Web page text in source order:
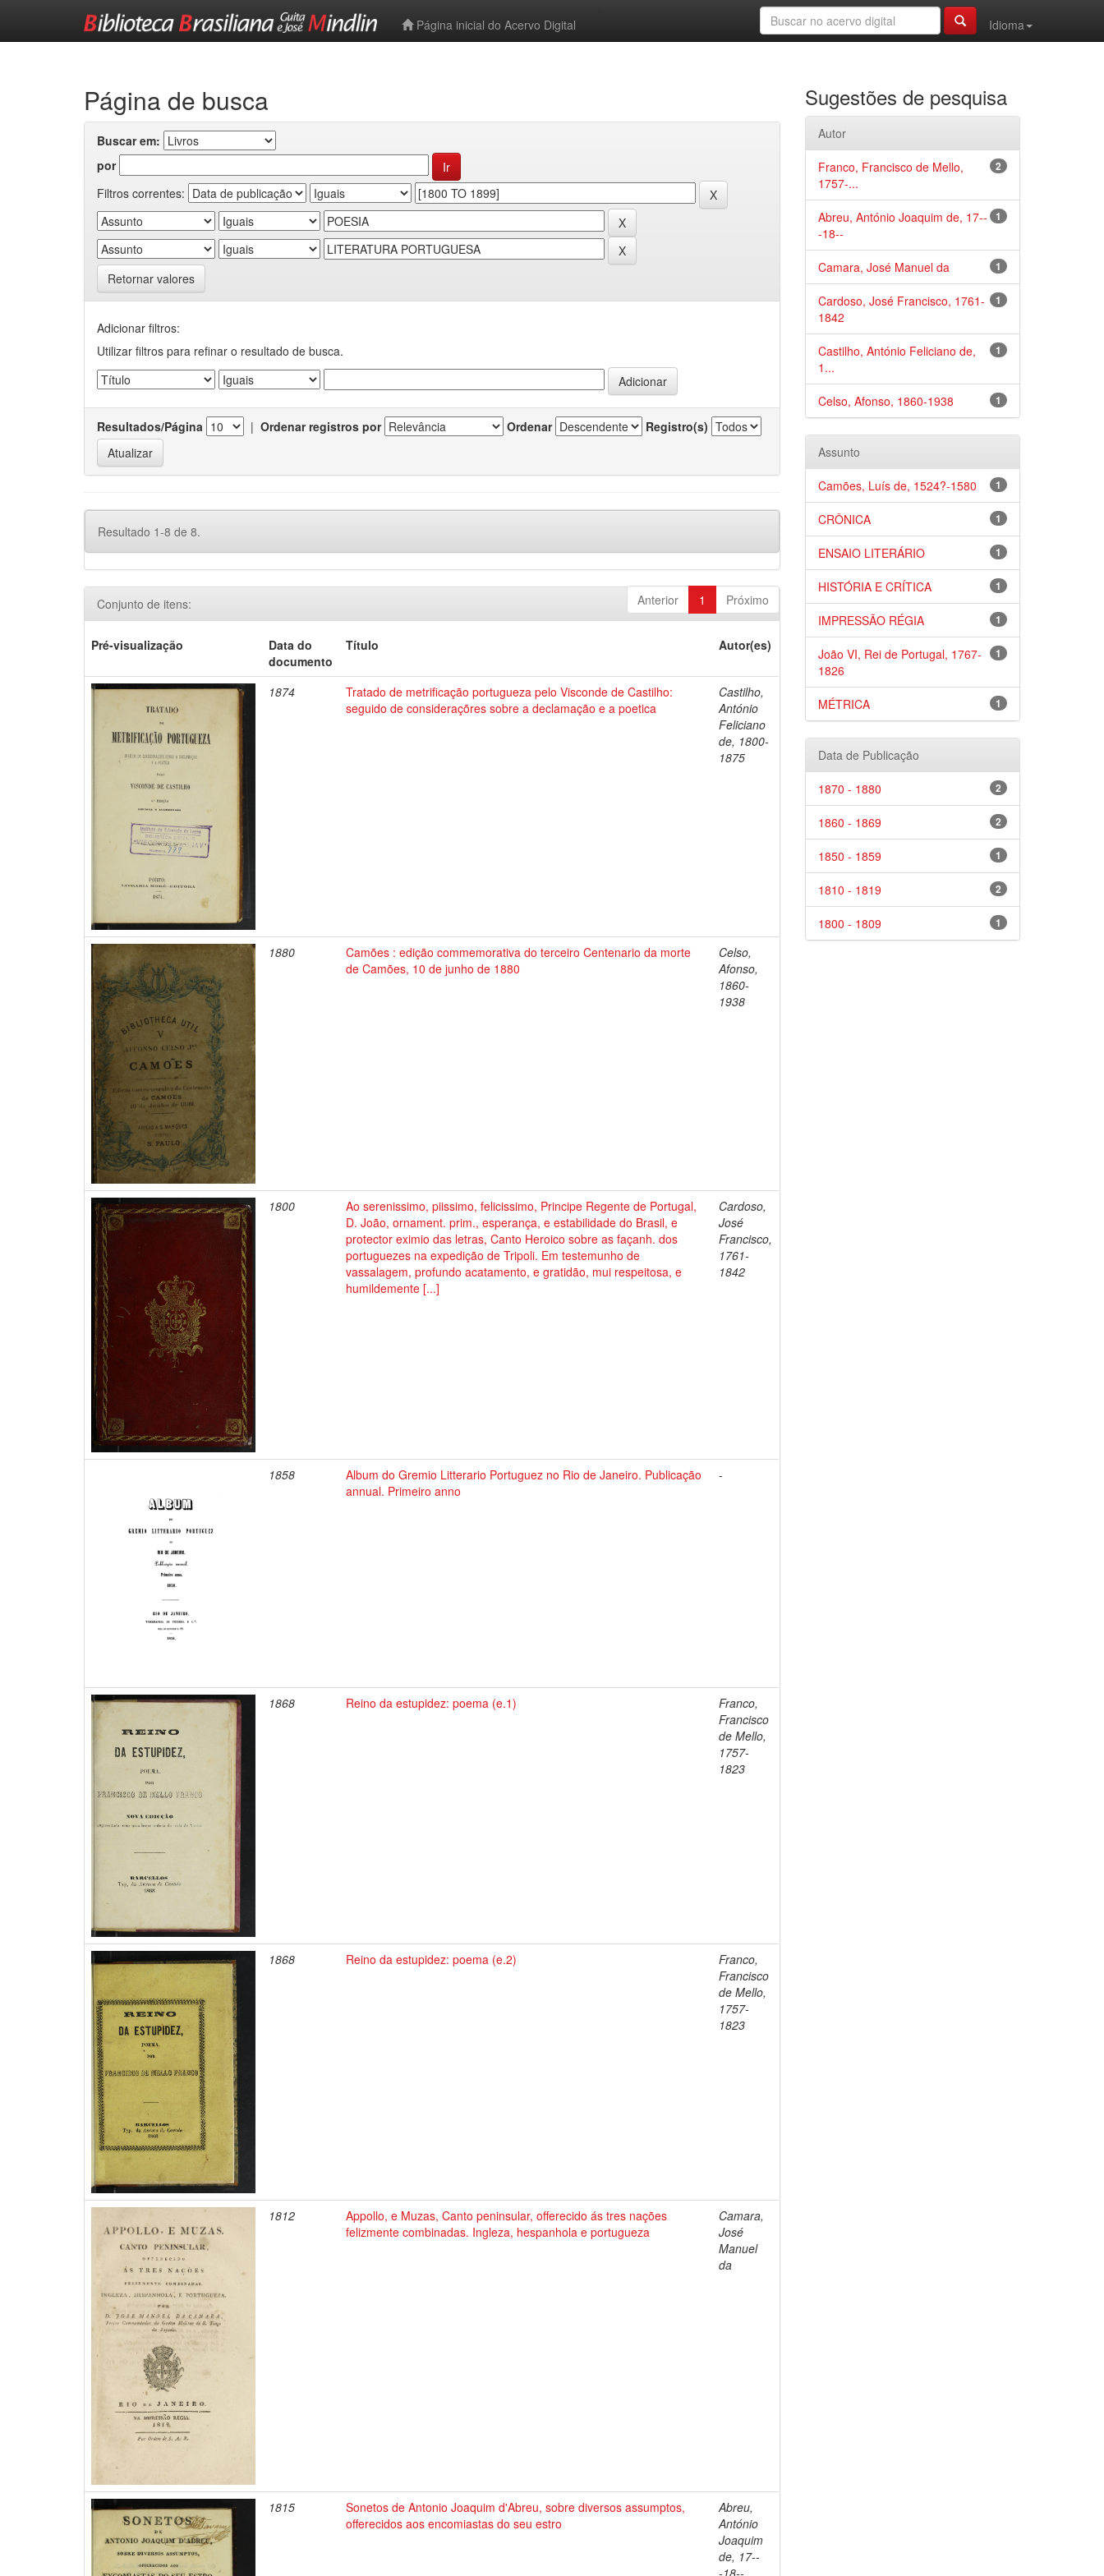
Página inicial do Acervo Digital
Idioma
Página de busca
Buscar em:
por
Filtros correntes:
Retornar valores
Adicionar filtros:
Utilizar filtros para refinar o resultado de busca.
Resultados/Página | Ordenar registros por Ordenar Registro(s)
Resultado 1-8 de 8.
Anterior 1 Próximo
Conjunto de itens:
Pré-visualização
Data do
documento
Título Autor(es)
1874
Tratado de metrificação portugueza pelo Visconde de Castilho:
seguido de consideraçõres sobre a declamação e a poetica
Castilho,
António
Feliciano
de, 1800-
1875
1880
Camões : edição commemorativa do terceiro Centenario da morte
de Camões, 10 de junho de 1880
Celso,
Afonso,
1860-
1938
1800
Ao serenissimo, piissimo, felicissimo, Principe Regente de Portugal,
D. João, ornament. prim., esperança, e estabilidade do Brasil, e
protector eximio das letras, Canto Heroico sobre as façanh. dos
portuguezes na expedição de Tripoli. Em testemunho de
vassalagem, profundo acatamento, e gratidão, mui respeitosa, e
humildemente [...]
Cardoso,
José
Francisco,
1761-
1842
1858
Album do Gremio Litterario Portuguez no Rio de Janeiro. Publicação
annual. Primeiro anno
-
1868 Reino da estupidez: poema (e.1)
Franco,
Francisco
de Mello,
1757-
1823
1868 Reino da estupidez: poema (e.2)
Franco,
Francisco
de Mello,
1757-
1823
1812
Appollo, e Muzas, Canto peninsular, offerecido ás tres nações
felizmente combinadas. Ingleza, hespanhola e portugueza
Camara,
José
Manuel
da
1815
Sonetos de Antonio Joaquim d'Abreu, sobre diversos assumptos,
offerecidos aos encomiastas do seu estro
Abreu,
António
Joaquim
de, 17--
-18--
Sugestões de pesquisa
Autor
2
Franco, Francisco de Mello,
1757-...
1
Abreu, António Joaquim de, 17--
-18--
1
Camara, José Manuel da
1
Cardoso, José Francisco, 1761-
1842
1
Castilho, António Feliciano de,
1...
1
Celso, Afonso, 1860-1938
Assunto
1
Camões, Luís de, 1524?-1580
1
CRÔNICA
1
ENSAIO LITERÁRIO
1
HISTÓRIA E CRÍTICA
1
IMPRESSÃO RÉGIA
1
João VI, Rei de Portugal, 1767-
1826
1
MÉTRICA
Data de Publicação
2
1870 - 1880
2
1860 - 1869
1
1850 - 1859
2
1810 - 1819
1
1800 - 1809